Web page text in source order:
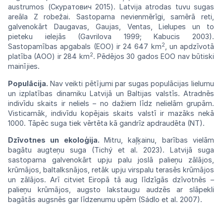
austrumos (Скуратович 2015). Latvija atrodas tuvu sugas
areāla Z robežai. Sastopama nevienmērīgi, samērā reti,
galvenokārt Daugavas, Gaujas, Ventas, Lielupes un to
pieteku ielejās (Gavrilova 1999; Kabucis 2003).
Sastopamības apgabals (EOO) ir 24 647 km2, un apdzīvotā
platība (AOO) ir 284 km2. Pēdējos 30 gados EOO nav būtiski
mainījies.
Populācija. Nav veikti pētījumi par sugas populācijas lielumu
un izplatības dinamiku Latvijā un Baltijas valstīs. Atradnēs
indivīdu skaits ir neliels – no dažiem līdz nelielām grupām.
Visticamāk, indivīdu kopējais skaits valstī ir mazāks nekā
1000. Tāpēc suga tiek vērtēta kā gandrīz apdraudēta (NT).
Dzīvotnes un ekoloģija. Mitru, kaļķainu, barības vielām
bagātu augteņu suga (Tichý et al. 2023). Latvijā suga
sastopama galvenokārt upju palu joslā palieņu zālājos,
krūmājos, baltalksnājos, retāk upju virspalu terasēs krūmājos
un zālājos. Arī citviet Eiropā tā aug līdzīgās dzīvotnēs –
palieņu krūmājos, augsto lakstaugu audzēs ar slāpekli
bagātās augsnēs gar līdzenumu upēm (Sádlo et al. 2007).